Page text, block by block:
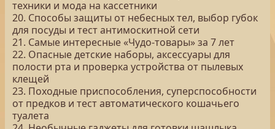
техники и мода на кассетники
20. Способы защиты от небесных тел, выбор губок
для посуды и тест антимоскитной сети
21. Самые интересные «Чудо-товары» за 7 лет
22. Опасные детские наборы, аксессуары для
полости рта и проверка устройства от пылевых
клещей
23. Походные приспособления, суперспособности
от предков и тест автоматического кошачьего
туалета